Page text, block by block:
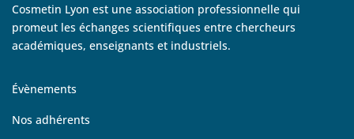
Cosmetin Lyon est une association professionnelle qui
promeut les échanges scientifiques entre chercheurs
académiques, enseignants et industriels.
Évènements
Nos adhérents